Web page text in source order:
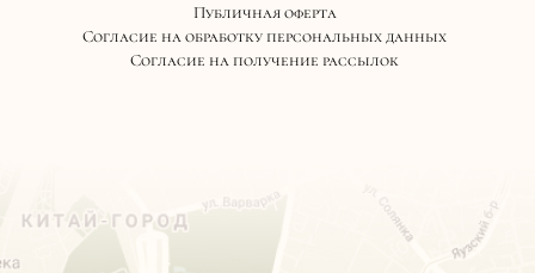
Публичная оферта
Согласие на обработку персональных данных
Согласие на получение рассылок